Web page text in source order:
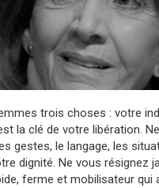
trois choses : votre
la clé de votre libération.
gestes, le langage, les
dignité. Ne vous résignez
ferme et mobilisateur qui